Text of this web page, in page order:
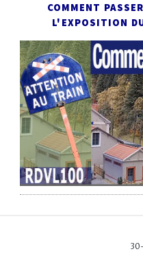
COMMENT
L'EXPOSITION